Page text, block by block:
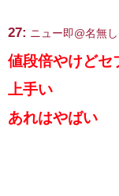
27: ニュー即@名無し
値段倍やけどセ
上手い
あれはやばい